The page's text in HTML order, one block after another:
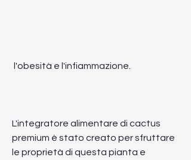
l'obesità e l'infiammazione.
L'integratore alimentare di cactus
premium è stato creato per sfruttare
le proprietà di questa pianta e